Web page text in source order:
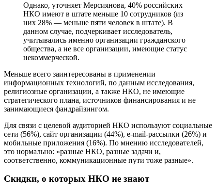
Однако, уточняет Мерсиянова, 40% российских
НКО имеют в штате меньше 10 сотрудников (из
них 28% — меньше пяти человек в штате). В
данном случае, подчеркивает исследователь,
учитывались именно организации гражданского
общества, а не все организации, имеющие статус
некоммерческой.
Меньше всего заинтересованы в применении
информационных технологий, по данным исследования,
религиозные организации, а также НКО, не имеющие
стратегического плана, источников финансирования и не
занимающиеся фандрайзингом.
Для связи с целевой аудиторией НКО используют социальные
сети (56%), сайт организации (44%), e-mail-рассылки (26%) и
мобильные приложения (16%). По мнению исследователей,
это нормально: «разные НКО, разные задачи и,
соответственно, коммуникационные пути тоже разные».
Скидки, о которых НКО не знают